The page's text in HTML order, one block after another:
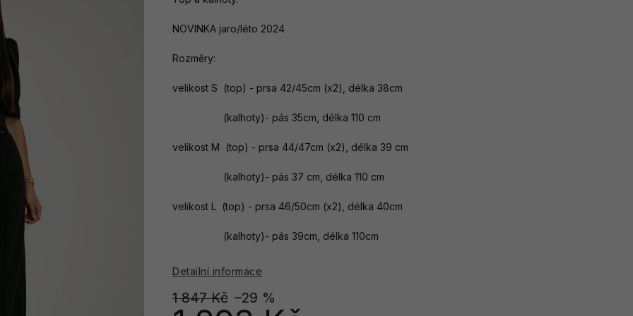
1 847 Kč –29 %
NOVINKA jaro/léto 2024
Rozměry:
velikost S (top) - prsa 42/45cm (x2), délka 38cm
(kalhoty)- pás 35cm, délka 110 cm
velikost M (top) - prsa 44/47cm (x2), délka 39 cm
(kalhoty)- pás 37 cm, délka 110 cm
velikost L (top) - prsa 46/50cm (x2), délka 40cm
(kalhoty)- pás 39cm, délka 110cm
Detailní informace